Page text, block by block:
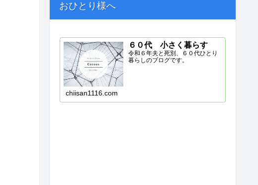
おひとり様へ
６０代 小さく暮らす
令和６年夫と死別、６０代ひとり
暮らしのブログです。
chiisan1116.com